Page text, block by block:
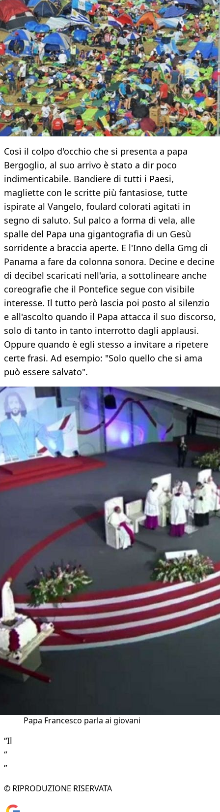
Così il colpo d'occhio che si presenta a papa
Bergoglio, al suo arrivo è stato a dir poco
indimenticabile. Bandiere di tutti i Paesi,
magliette con le scritte più fantasiose, tutte
ispirate al Vangelo, foulard colorati agitati in
segno di saluto. Sul palco a forma di vela, alle
spalle del Papa una gigantografia di un Gesù
sorridente a braccia aperte. E l'Inno della Gmg di
Panama a fare da colonna sonora. Decine e decine
di decibel scaricati nell'aria, a sottolineare anche
coreografie che il Pontefice segue con visibile
interesse. Il tutto però lascia poi posto al silenzio
e all'ascolto quando il Papa attacca il suo discorso,
solo di tanto in tanto interrotto dagli applausi.
Oppure quando è egli stesso a invitare a ripetere
certe frasi. Ad esempio: "Solo quello che si ama
può essere salvato".
Papa Francesco parla ai giovani
“Il
“
”
© RIPRODUZIONE RISERVATA